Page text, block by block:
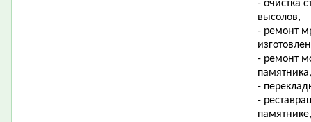
- очистка
высолов,
- ремонт
- ремонт
памятника,
-
-